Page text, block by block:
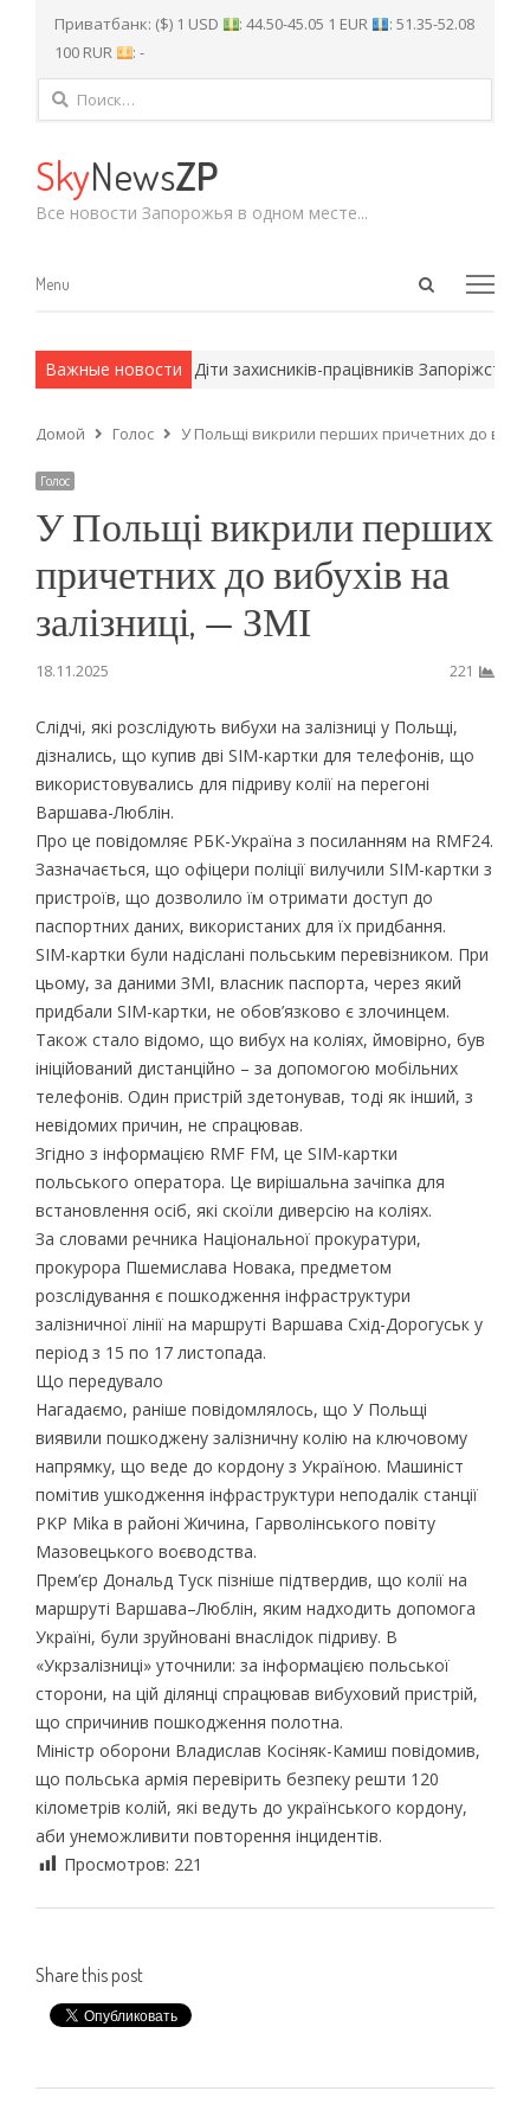
Приватбанк: ($) 1 USD : 44.50-45.05 1 EUR
: 51.35-52.08
100 RUR
: -
Найти:
SkyNewsZP
Все новости Запорожья в одном месте...
Open
Menu
Menu
Важные новости
методы. Діти захисників-працівників
Домой Голос У Польщі викрили перших причетних до
Голос
У Польщі викрили перших
причетних до вибухів на
залізниці, — ЗМІ
18.11.2025 221
Слідчі, які розслідують вибухи на залізниці у Польщі,
дізнались, що купив дві SIM-картки для телефонів, що
використовувались для підриву колії на перегоні
Варшава-Люблін.
Про це повідомляє РБК-Україна з посиланням на RMF24.
Зазначається, що офіцери поліції вилучили SIM-картки з
пристроїв, що дозволило їм отримати доступ до
паспортних даних, використаних для їх придбання.
SIM-картки були надіслані польським перевізником. При
цьому, за даними ЗМІ, власник паспорта, через який
придбали SIM-картки, не обов’язково є злочинцем.
Також стало відомо, що вибух на коліях, ймовірно, був
ініційований дистанційно – за допомогою мобільних
телефонів. Один пристрій здетонував, тоді як інший, з
невідомих причин, не спрацював.
Згідно з інформацією RMF FM, це SIM-картки
польського оператора. Це вирішальна зачіпка для
встановлення осіб, які скоїли диверсію на коліях.
За словами речника Національної прокуратури,
прокурора Пшемислава Новака, предметом
розслідування є пошкодження інфраструктури
залізничної лінії на маршруті Варшава Схід-Дорогуськ у
період з 15 по 17 листопада.
Що передувало
Нагадаємо, раніше повідомлялось, що У Польщі
виявили пошкоджену залізничну колію на ключовому
напрямку, що веде до кордону з Україною. Машиніст
помітив ушкодження інфраструктури неподалік станції
PKP Mika в районі Жичина, Гарволінського повіту
Мазовецького воєводства.
Прем’єр Дональд Туск пізніше підтвердив, що колії на
маршруті Варшава–Люблін, яким надходить допомога
Україні, були зруйновані внаслідок підриву. В
«Укрзалізниці» уточнили: за інформацією польської
сторони, на цій ділянці спрацював вибуховий пристрій,
що спричинив пошкодження полотна.
Міністр оборони Владислав Косіняк-Камиш повідомив,
що польська армія перевірить безпеку решти 120
кілометрів колій, які ведуть до українського кордону,
аби унеможливити повторення інцидентів.
Просмотров: 221
Share this post